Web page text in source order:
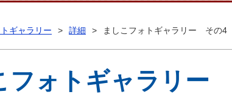
ギャラリー > 詳細 > ましこフォトギャラリー その4
フォトギャラリー